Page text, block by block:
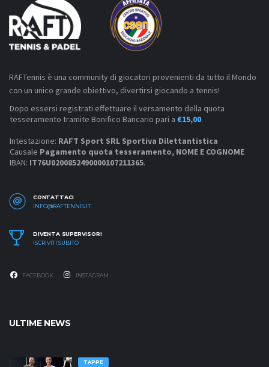
RAFTennis è una community di giocatori provenienti da tutto il Mondo
con un unico grande obiettivo, divertirsi giocando a tennis!
Dopo essersi registrati effettuare il versamento della quota
tesseramento tramite Bonifico Bancario pari a €15,00.
Intestazione: RAFT Sport SRL Sportiva Dilettantistica
Causale Pagamento quota tesseramento, NOME E COGNOME
IBAN: IT76U0200852490000107211365.
CONTATTACI
INFO@RAFTENNIS.IT
DIVENTA SUPERVISOR!
ISCRIVITI SUBITO
FACEBOOK INSTAGRAM
ULTIME NEWS
TAPPE